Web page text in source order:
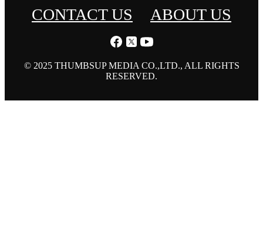
CONTACT US
ABOUT US
© 2025 THUMBSUP MEDIA CO.,LTD., ALL RIGHTS
RESERVED.